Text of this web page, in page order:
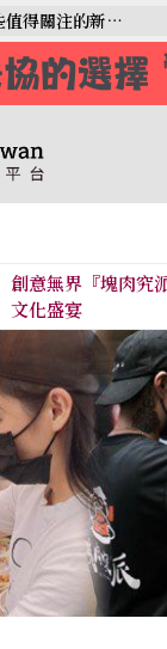
台灣運動產業有哪些值得關注的新趨勢？
創意無界『塊肉究
文化盛宴